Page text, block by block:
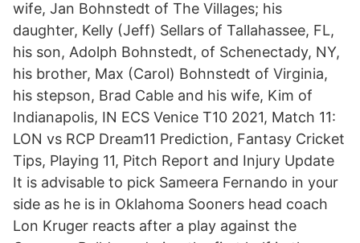
wife, Jan Bohnstedt of The Villages; his
daughter, Kelly (Jeff) Sellars of Tallahassee, FL,
his son, Adolph Bohnstedt, of Schenectady, NY,
his brother, Max (Carol) Bohnstedt of Virginia,
his stepson, Brad Cable and his wife, Kim of
Indianapolis, IN ECS Venice T10 2021, Match 11:
LON vs RCP Dream11 Prediction, Fantasy Cricket
Tips, Playing 11, Pitch Report and Injury Update
It is advisable to pick Sameera Fernando in your
side as he is in Oklahoma Sooners head coach
Lon Kruger reacts after a play against the